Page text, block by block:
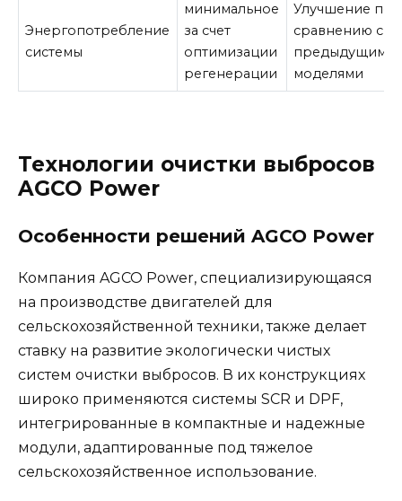
Энергопотребление
системы
минимальное
за счет
оптимизации
регенерации
Улучшение по
сравнению с
предыдущими
моделями
Технологии очистки выбросов
AGCO Power
Особенности решений AGCO Power
Компания AGCO Power, специализирующаяся
на производстве двигателей для
сельскохозяйственной техники, также делает
ставку на развитие экологически чистых
систем очистки выбросов. В их конструкциях
широко применяются системы SCR и DPF,
интегрированные в компактные и надежные
модули, адаптированные под тяжелое
сельскохозяйственное использование.